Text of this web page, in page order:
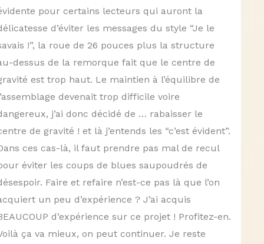
pour certains lecteurs qui auront la
d’éviter les messages du style “Je le
!”, la roue de 26 pouces plus la structure
dessus de la remorque fait que le centre de
est trop haut. Le maintien à l’équilibre de
devenait trop difficile voire
j’ai donc décidé de … rabaisser le
de gravité ! et là j’entends les “c’est évident”.
ces cas-là, il faut prendre pas mal de recul
éviter les coups de blues saupoudrés de
Faire et refaire n’est-ce pas là que l’on
un peu d’expérience ? J’ai acquis
d’expérience sur ce projet ! Profitez-en.
ça va mieux, on peut continuer. Je reste